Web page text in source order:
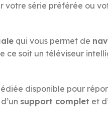
votre série préférée ou
qui vous permet de
soit un téléviseur
disponible pour
support complet et